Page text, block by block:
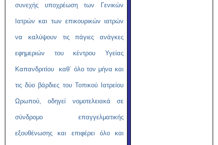
συνεχής υποχρέωση των Γενικών
Ιατρών και των επικουρικών ιατρών
να καλύψουν τις πάγιες ανάγκες
εφημεριών του κέντρου Υγείας
Καπανδριτίου καθ΄ όλο τον μήνα και
τις δύο βάρδιες του Τοπικού Ιατρείου
Ωρωπού, οδηγεί νομοτελειακά σε
σύνδρομο επαγγελματικής
εξουθένωσης και επιφέρει όλο και